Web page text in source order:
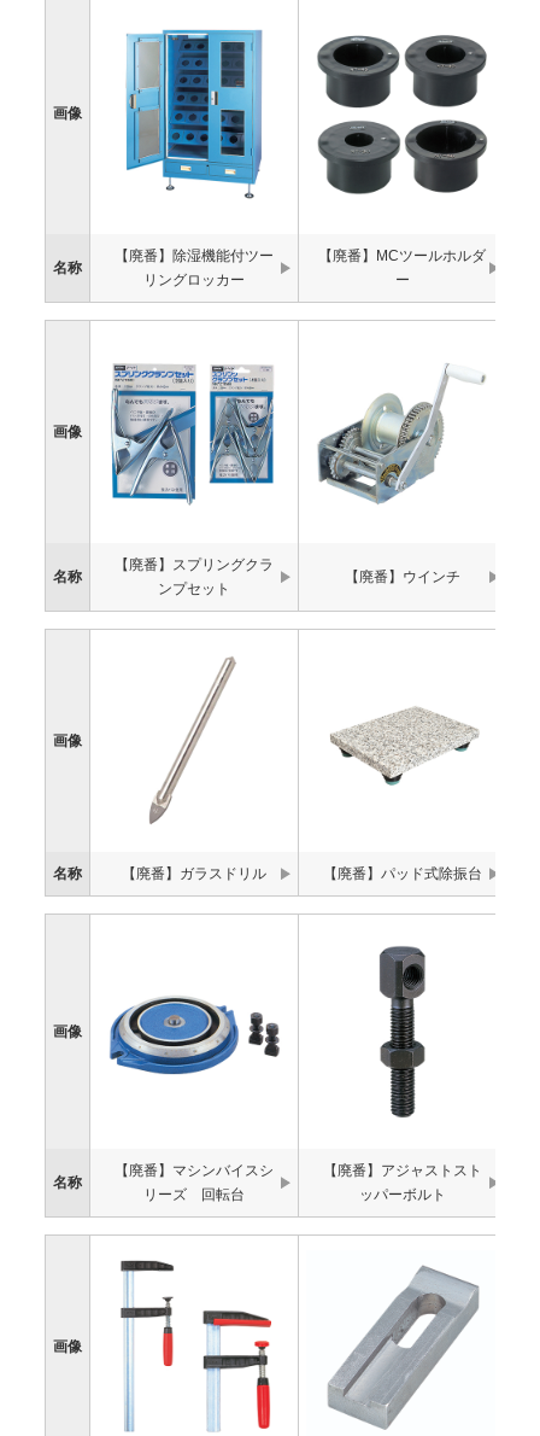
画像
名称
【廃番】除湿機能付ツー
リングロッカー
【廃番】MCツールホルダ
ー
画像
名称
【廃番】スプリングクラ
ンプセット
【廃番】ウインチ
画像
名称 【廃番】ガラスドリル 【廃番】パッド式除振台
画像
名称
【廃番】マシンバイスシ
リーズ 回転台
【廃番】アジャストスト
ッパーボルト
画像